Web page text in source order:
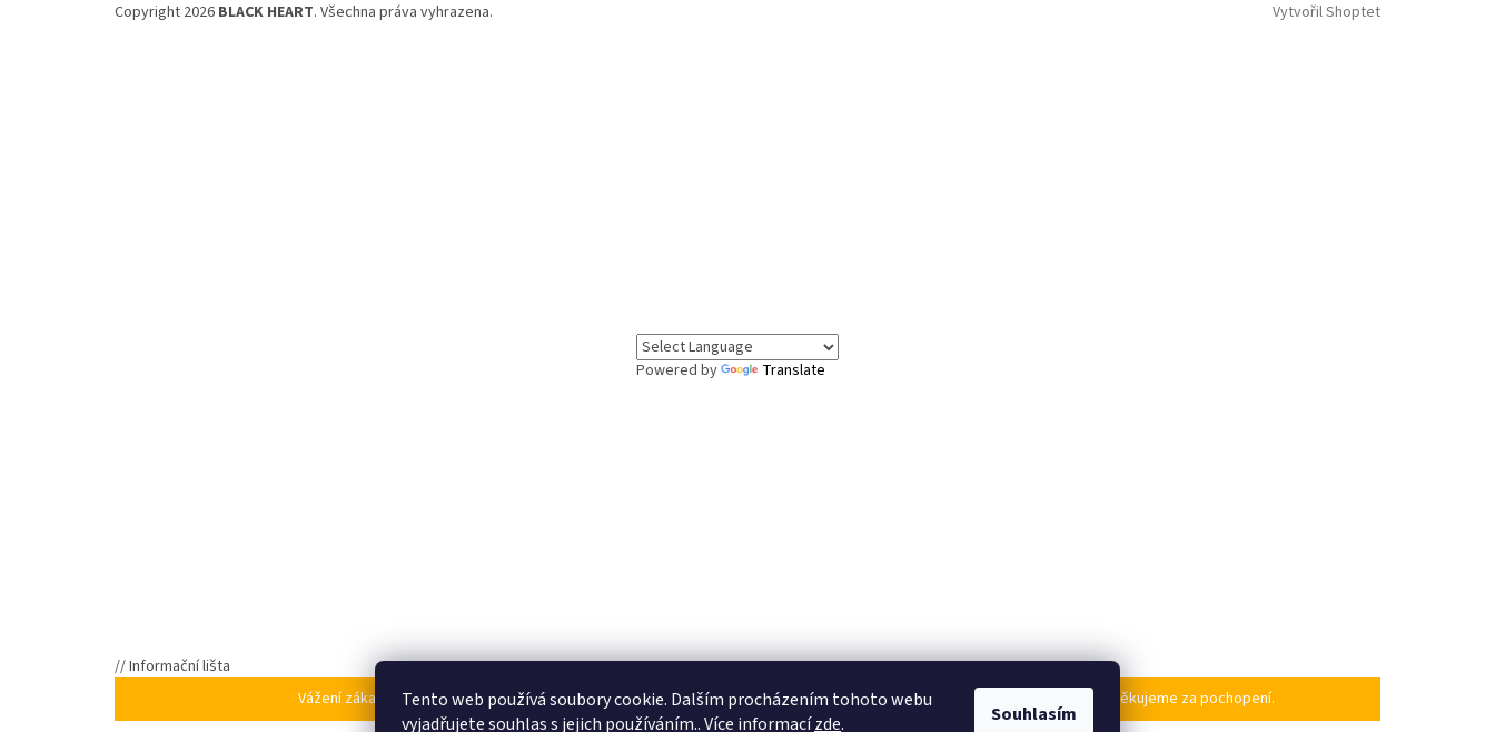
Tento web používá soubory cookie. Dalším procházením tohoto webu
vyjadřujete souhlas s jejich používáním.. Více informacízde. Souhlasím
Vytvořil Shoptet
Copyright 2026 BLACK HEART. Všechna práva vyhrazena.
Powered by Translate
// Informační lišta
Vážení zákazníci, ve dnech 5.8. až 7.8. čerpáme dovolenou. Objednávky v tomto období budou vyřízeny po našem návratu. Děkujeme za pochopení.